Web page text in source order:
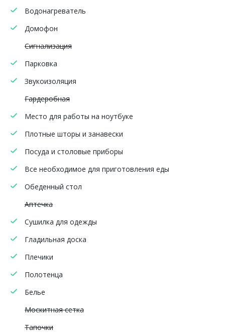
Водонагреватель
Домофон
Сигнализация
Парковка
Звукоизоляция
Гардеробная
Место для работы на ноутбуке
Плотные шторы и занавески
Посуда и столовые приборы
Все необходимое для приготовления еды
Обеденный стол
Аптечка
Сушилка для одежды
Гладильная доска
Плечики
Полотенца
Белье
Москитная сетка
Тапочки